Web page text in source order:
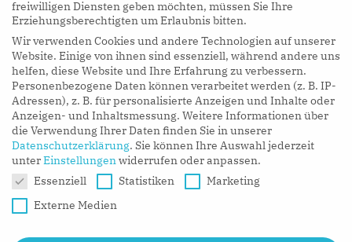
Produktlebenszyklus wie Recycling oder verlängerte
Produktnutzung durch Wiederverkauf fokussiert
werden, sondern auch die emissionsintensiven Stufen
der Rohmaterialherstellung und -weiterverarbeitung
berücksichtigen. Für Unternehmen wäre es ein erster
Schritt, die größtmöglichen Impact-Hebel bei ihren
Produkten zu identifizieren und etablierte Annahmen
zu hinterfragen:
Möchte mein Kunde das Produkt weiterhin
freiwilligen Diensten geben möchten, müssen Sie Ihre
Erziehungsberechtigten um Erlaubnis bitten.
Wir verwenden Cookies und andere Technologien auf unserer
Website. Einige von ihnen sind essenziell, während andere uns
helfen, diese Website und Ihre Erfahrung zu verbessern.
Personenbezogene Daten können verarbeitet werden (z. B. IP-
Adressen), z. B. für personalisierte Anzeigen und Inhalte oder
Anzeigen- und Inhaltsmessung. Weitere Informationen über
die Verwendung Ihrer Daten finden Sie in unserer
Datenschutzerklärung. Sie können Ihre Auswahl jederzeit
unterEinstellungenwiderrufen oder anpassen.
Datenschutzeinstellungen
Essenziell Statistiken
Marketing
Externe Medien